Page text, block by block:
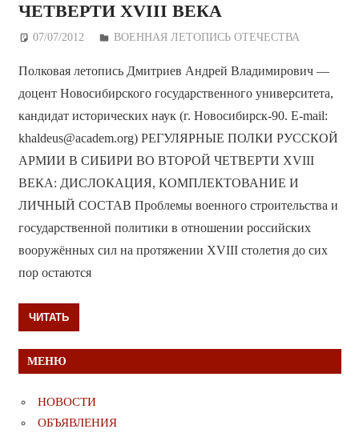
ЧЕТВЕРТИ XVIII ВЕКА
07/07/2012 Дежурный по Редакции
ВОЕННАЯ ЛЕТОПИСЬ ОТЕЧЕСТВА
Полковая летопись Дмитриев Андрей Владимирович —
доцент Новосибирского государственного университета,
кандидат исторических наук (г. Новосибирск-90. E-mail:
khaldeus@academ.org) РЕГУЛЯРНЫЕ ПОЛКИ РУССКОЙ
АРМИИ В СИБИРИ ВО ВТОРОЙ ЧЕТВЕРТИ XVIII
ВЕКА: ДИСЛОКАЦИЯ, КОМПЛЕКТОВАНИЕ И
ЛИЧНЫЙ СОСТАВ Проблемы военного строительства и
государственной политики в отношении российских
вооружённых сил на протяжении XVIII столетия до сих
пор остаются
ЧИТАТЬ
МЕНЮ
НОВОСТИ
ОБЪЯВЛЕНИЯ